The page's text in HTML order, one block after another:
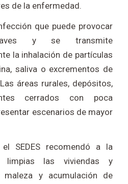
de la enfermedad.
que puede provocar
y se transmite
la inhalación de partículas
saliva o excrementos de
áreas rurales, depósitos,
cerrados con poca
escenarios de mayor
SEDES recomendó a la
limpias las viviendas y
maleza y acumulación de